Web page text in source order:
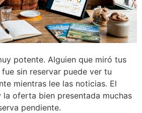
potente. Alguien que miró tus
sin reservar puede ver tu
mientras lee las noticias. El
la oferta bien presentada muchas
pendiente.